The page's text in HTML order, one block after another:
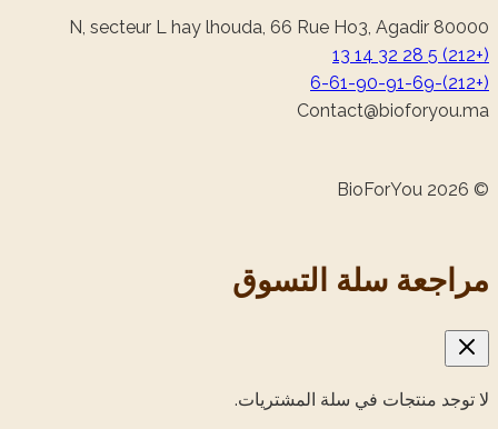
N, secteur L hay lhouda, 66 Rue Ho3, Agadir 80000
(+212) 5 28 32 14 13
(+212)-6-61-90-91-69
am.uoyrofoib
@tcatnoC
© 2026 BioForYou
‏مراجعة سلة التسوق‏
لا توجد منتجات في سلة المشتريات.